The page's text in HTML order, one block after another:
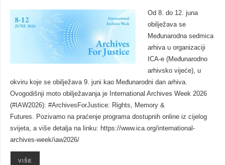
Od 8. do 12. juna
obilježava se
Međunarodna sedmica
arhiva u organizaciji
ICA-e (Međunarodno
arhivsko vijeće), u
okviru koje se obilježava 9. juni kao Međunarodni dan arhiva.
Ovogodišnji moto obilježavanja je International Archives Week 2026
(#IAW2026): #ArchivesForJustice: Rights, Memory &
Futures. Pozivamo na praćenje programa dostupnih online iz cijelog
svijeta, a više detalja na linku: https://www.ica.org/international-
archives-week/iaw2026/
VIŠE